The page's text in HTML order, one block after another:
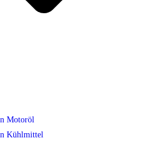
Motoröl
Kühlmittel